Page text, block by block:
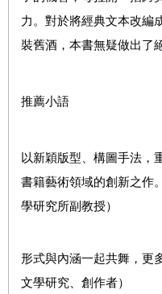
力。對於將經典文本改編
裝舊酒，本書無疑做出了
推薦小語
以新穎版型、構圖手法，
書籍藝術領域的創新之作
學研究所副教授）
形式與內涵一起共舞，更
文學研究、創作者）